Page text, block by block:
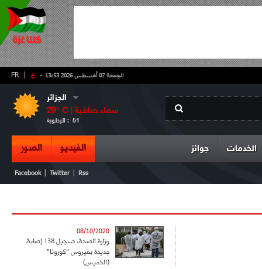
- ع FR الجمعة 07 أغسطس 2026 13:53
الجزائر
29° C | سماء صافية
الرطوبة : 51
الخدمات جوائز الفيديو الصور
Facebook Twitter Rss
08/10/2020
وزارة الصحة: تسجيل 138 إصابة
جديدة بفيروس "كورونا"
(الخميس)